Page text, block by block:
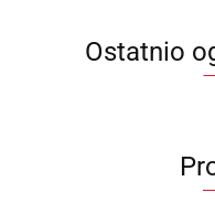
Ostatnio